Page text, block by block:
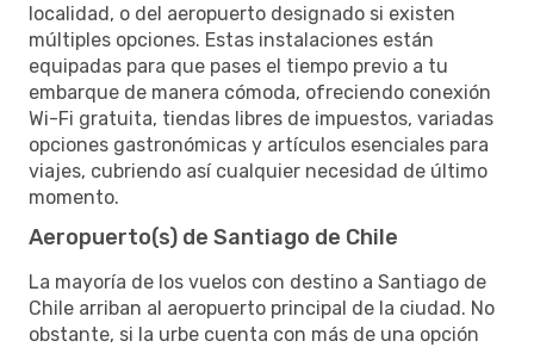
localidad, o del aeropuerto designado si existen
múltiples opciones. Estas instalaciones están
equipadas para que pases el tiempo previo a tu
embarque de manera cómoda, ofreciendo conexión
Wi-Fi gratuita, tiendas libres de impuestos, variadas
opciones gastronómicas y artículos esenciales para
viajes, cubriendo así cualquier necesidad de último
momento.
Aeropuerto(s) de Santiago de Chile
La mayoría de los vuelos con destino a Santiago de
Chile arriban al aeropuerto principal de la ciudad. No
obstante, si la urbe cuenta con más de una opción